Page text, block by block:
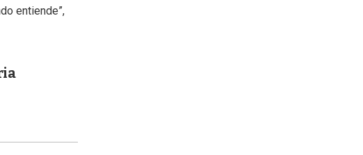
entiende”,